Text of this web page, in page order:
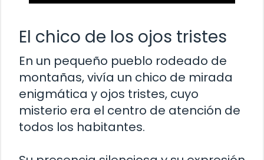
El chico de los ojos tristes
En un pequeño pueblo rodeado de
montañas, vivía un chico de mirada
enigmática y ojos tristes, cuyo
misterio era el centro de atención de
todos los habitantes.